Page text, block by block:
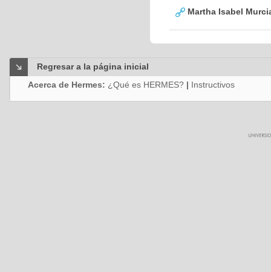
Martha Isabel
Regresar a la página inicial
Acerca de Hermes: ¿Qué es HERMES? | Instructivos